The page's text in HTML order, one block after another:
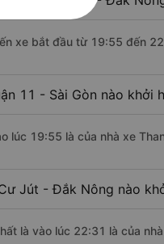
xe bắt đầu từ 19:55 đến
11 - Sài Gòn nào khởi
lúc 19:55 là của nhà xe
Jút - Đắk Nông nào
là vào lúc 22:31 là của